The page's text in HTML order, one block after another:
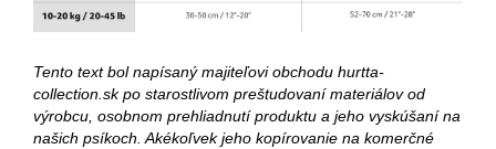
Tento text bol napísaný majiteľovi obchodu hurtta-
collection.sk po starostlivom preštudovaní materiálov od
výrobcu, osobnom prehliadnutí produktu a jeho vyskúšaní na
našich psíkoch. Akékoľvek jeho kopírovanie na komerčné